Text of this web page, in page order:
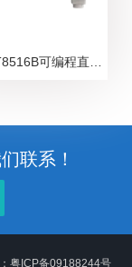
联系！
粤ICP备09188244号